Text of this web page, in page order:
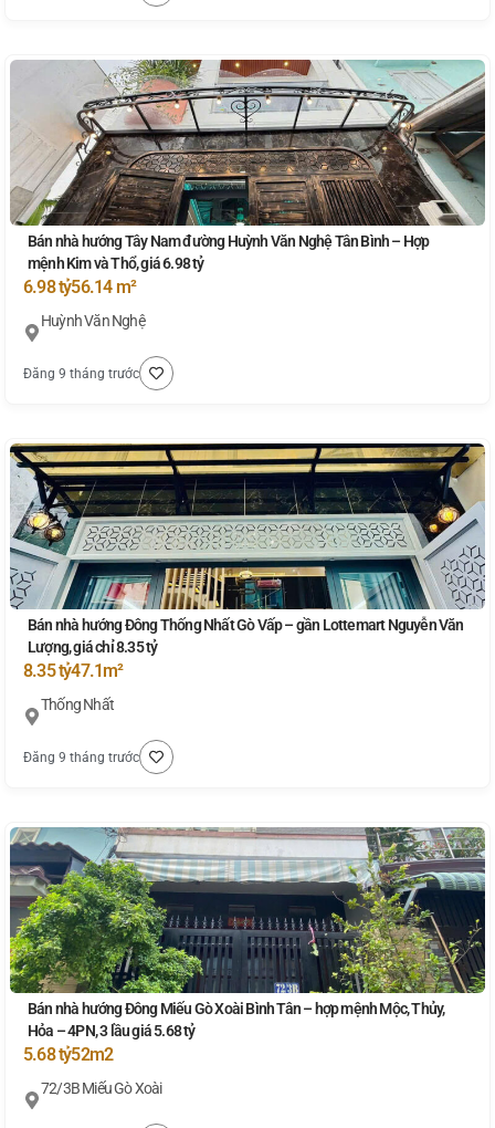
Bán nhà hướng Tây Nam đường Huỳnh Văn Nghệ Tân Bình – Hợp
mệnh Kim và Thổ, giá 6.98 tỷ
6.98 tỷ56.14 m²
Huỳnh Văn Nghệ
Đăng 9 tháng trước
Bán nhà hướng Đông Thống Nhất Gò Vấp – gần Lottemart Nguyễn Văn
Lượng, giá chỉ 8.35 tỷ
8.35 tỷ47.1m²
Thống Nhất
Đăng 9 tháng trước
Bán nhà hướng Đông Miếu Gò Xoài Bình Tân – hợp mệnh Mộc, Thủy,
Hỏa – 4PN, 3 lầu giá 5.68 tỷ
5.68 tỷ52m2
72/3B Miếu Gò Xoài